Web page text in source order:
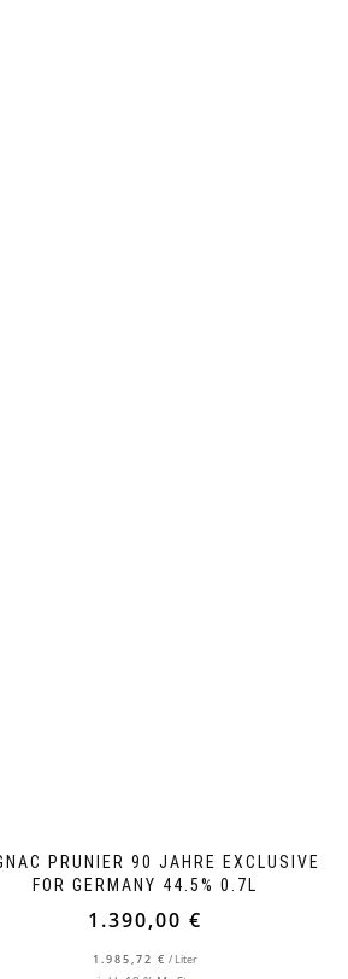
PRUNIER 90 JAHRE EXCLUSIVE
FOR GERMANY 44.5% 0.7L
1.390,00 €
1.985,72 € / Liter